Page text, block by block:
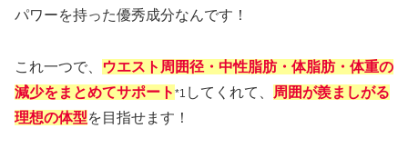
パワーを持った優秀成分なんです！
これ一つで、
ウエスト周囲径・中性脂肪・体脂肪・体重の
減少をまとめてサポート *1 してくれて、
周囲が羨ましがる
理想の体型を目指せます！